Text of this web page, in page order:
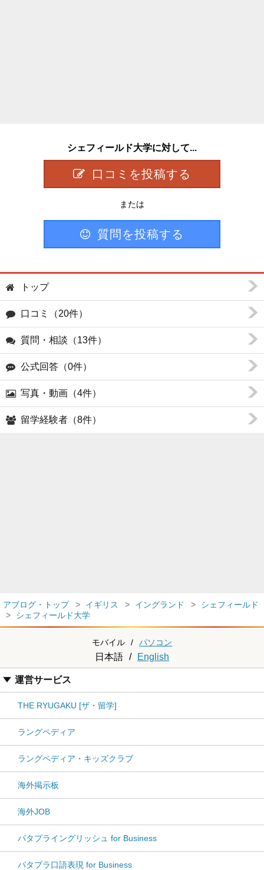
シェフィールド大学に対して...
口コミを投稿する
または
質問を投稿する
トップ
口コミ（20件）
質問・相談（13件）
公式回答（0件）
写真・動画（4件）
留学経験者（8件）
アブログ・トップ イギリス イングランド
シェフィールド
シェフィールド大学
モバイル / パソコン
日本語 / English
運営サービス
THE RYUGAKU [ザ・留学]
ラングペディア
ラングペディア・キッズクラブ
海外掲示板
海外JOB
パタプライングリッシュ for Business
パタプラ口語表現 for Business